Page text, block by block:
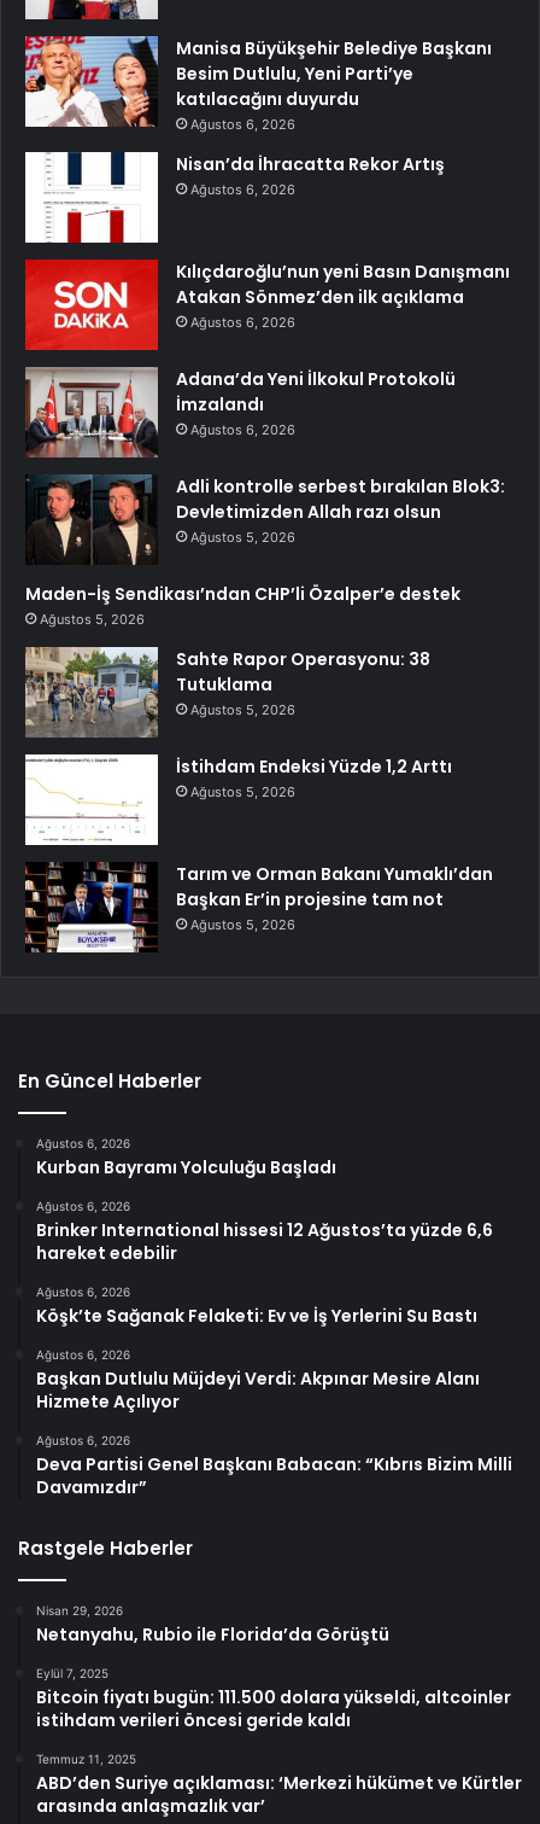
Manisa Büyükşehir Belediye Başkanı
Besim Dutlulu, Yeni Parti’ye
katılacağını duyurdu
Ağustos 6, 2026
Nisan’da İhracatta Rekor Artış
Ağustos 6, 2026
Kılıçdaroğlu’nun yeni Basın Danışmanı
Atakan Sönmez’den ilk açıklama
Ağustos 6, 2026
Adana’da Yeni İlkokul Protokolü
İmzalandı
Ağustos 6, 2026
Adli kontrolle serbest bırakılan Blok3:
Devletimizden Allah razı olsun
Ağustos 5, 2026
Maden-İş Sendikası’ndan CHP’li Özalper’e destek
Ağustos 5, 2026
Sahte Rapor Operasyonu: 38
Tutuklama
Ağustos 5, 2026
İstihdam Endeksi Yüzde 1,2 Arttı
Ağustos 5, 2026
Tarım ve Orman Bakanı Yumaklı’dan
Başkan Er’in projesine tam not
Ağustos 5, 2026
En Güncel Haberler
Ağustos 6, 2026
Kurban Bayramı Yolculuğu Başladı
Ağustos 6, 2026
Brinker International hissesi 12 Ağustos’ta yüzde 6,6
hareket edebilir
Ağustos 6, 2026
Köşk’te Sağanak Felaketi: Ev ve İş Yerlerini Su Bastı
Ağustos 6, 2026
Başkan Dutlulu Müjdeyi Verdi: Akpınar Mesire Alanı
Hizmete Açılıyor
Ağustos 6, 2026
Deva Partisi Genel Başkanı Babacan: “Kıbrıs Bizim Milli
Davamızdır”
Rastgele Haberler
Nisan 29, 2026
Netanyahu, Rubio ile Florida’da Görüştü
Eylül 7, 2025
Bitcoin fiyatı bugün: 111.500 dolara yükseldi, altcoinler
istihdam verileri öncesi geride kaldı
Temmuz 11, 2025
ABD’den Suriye açıklaması: ‘Merkezi hükümet ve Kürtler
arasında anlaşmazlık var’